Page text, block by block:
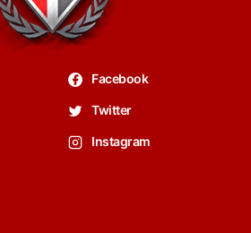
Facebook
Twitter
Instagram